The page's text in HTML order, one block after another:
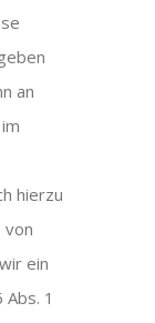
an
hierzu
von
ein
1